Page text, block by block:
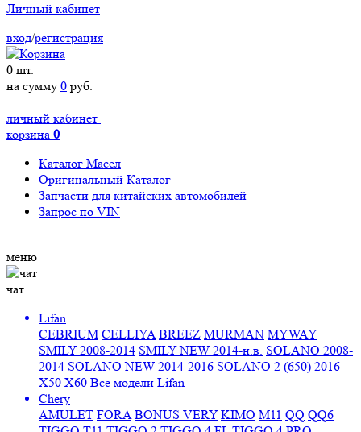
Личный кабинет
вход/регистрация
0 шт.
на сумму 0 руб.
личный кабинет
корзина 0
Каталог Масел
Оригинальный Каталог
Запчасти для китайских автомобилей
Запрос по VIN
меню
чат
Lifan
CEBRIUM CELLIYA BREEZ MURMAN MYWAY
SMILY 2008-2014 SMILY NEW 2014-н.в. SOLANO 2008-
2014 SOLANO NEW 2014-2016 SOLANO 2 (650) 2016-
X50 X60 Все модели Lifan
Chery
AMULET FORA BONUS VERY KIMO M11 QQ QQ6